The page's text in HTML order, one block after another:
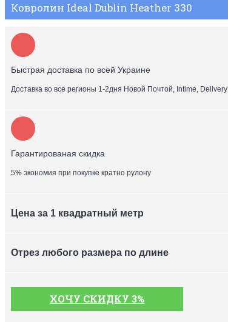
Ковролин Ideal Dublin Heather 330
Быстрая доставка по всей Украине
Доставка во все регионы 1-2дня Новой Почтой, Intime, Delivery
Гарантированая скидка
5% экономия при покупке кратно рулону
Цена за 1 квадратный метр
Отрез любого размера по длине
ХОЧУ СКИДКУ 3%